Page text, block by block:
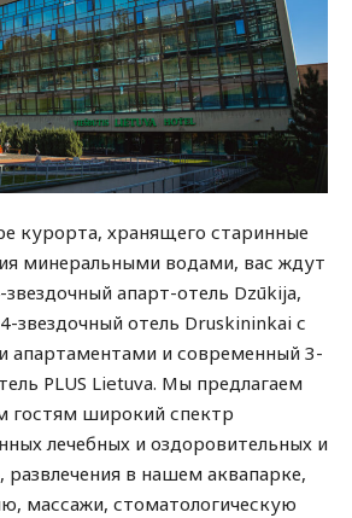
курорта, хранящего старинные
минеральными водами, вас ждут
апарт-отель Dzūkija,
звездочный отель Druskininkai с
апартаментами и современный 3-
PLUS Lietuva. Мы предлагаем
гостям широкий спектр
лечебных и оздоровительных и
в нашем аквапарке,
массажи, стоматологическую